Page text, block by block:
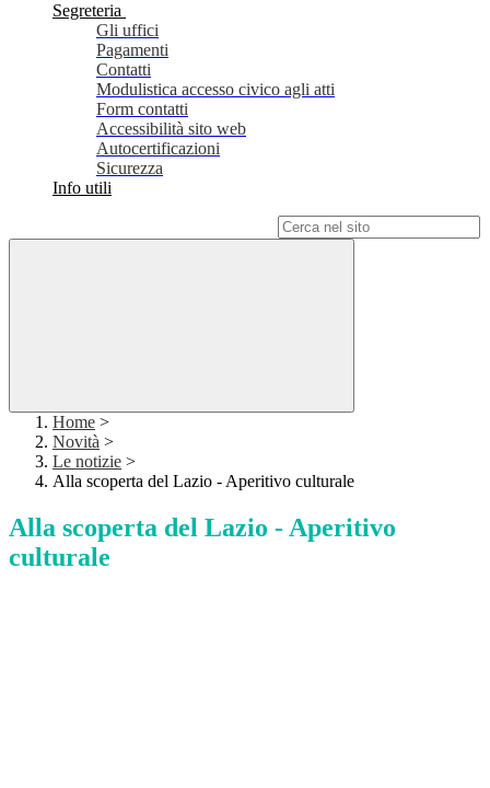
Segreteria
Gli uffici
Pagamenti
Contatti
Modulistica accesso civico agli atti
Form contatti
Accessibilità sito web
Autocertificazioni
Sicurezza
Info utili
Home >
Novità >
Le notizie >
Alla scoperta del Lazio - Aperitivo culturale
Alla scoperta del Lazio - Aperitivo
culturale